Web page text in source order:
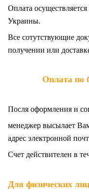
Оплата
Украины.
Все сотутствующие
получении или
Оплата по
Посля оформления и
менеджер высылает
адрес электронной
Счет действителен в
Для физических лиц